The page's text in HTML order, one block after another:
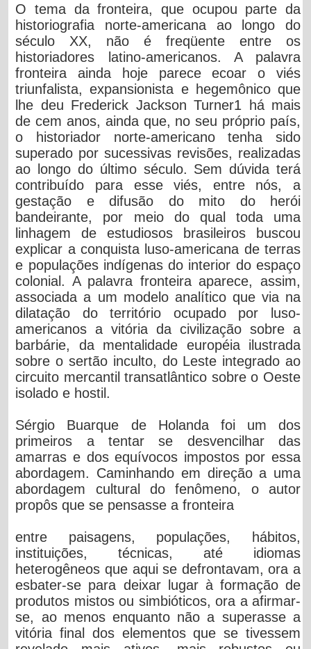
O tema da fronteira, que ocupou parte da
historiografia norte-americana ao longo do
século XX, não é freqüente entre os
historiadores latino-americanos. A palavra
fronteira ainda hoje parece ecoar o viés
triunfalista, expansionista e hegemônico que
lhe deu Frederick Jackson Turner1 há mais
de cem anos, ainda que, no seu próprio país,
o historiador norte-americano tenha sido
superado por sucessivas revisões, realizadas
ao longo do último século. Sem dúvida terá
contribuído para esse viés, entre nós, a
gestação e difusão do mito do herói
bandeirante, por meio do qual toda uma
linhagem de estudiosos brasileiros buscou
explicar a conquista luso-americana de terras
e populações indígenas do interior do espaço
colonial. A palavra fronteira aparece, assim,
associada a um modelo analítico que via na
dilatação do território ocupado por luso-
americanos a vitória da civilização sobre a
barbárie, da mentalidade européia ilustrada
sobre o sertão inculto, do Leste integrado ao
circuito mercantil transatlântico sobre o Oeste
isolado e hostil.
Sérgio Buarque de Holanda foi um dos
primeiros a tentar se desvencilhar das
amarras e dos equívocos impostos por essa
abordagem. Caminhando em direção a uma
abordagem cultural do fenômeno, o autor
propôs que se pensasse a fronteira
entre paisagens, populações, hábitos,
instituições, técnicas, até idiomas
heterogêneos que aqui se defrontavam, ora a
esbater-se para deixar lugar à formação de
produtos mistos ou simbióticos, ora a afirmar-
se, ao menos enquanto não a superasse a
vitória final dos elementos que se tivessem